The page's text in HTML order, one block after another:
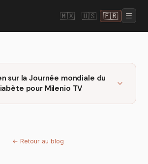
🇲🇽 🇺🇸 🇫🇷
sur la Journée mondiale du
pour Milenio TV
← Retour au blog